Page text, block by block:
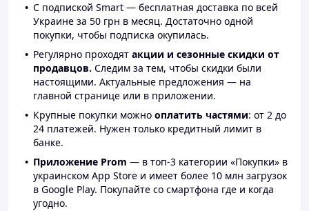
С подпиской Smart — бесплатная доставка по всей
Украине за 50 грн в месяц. Достаточно одной
покупки, чтобы подписка окупилась.
Регулярно проходят акции и сезонные скидки от
продавцов. Следим за тем, чтобы скидки были
настоящими. Актуальные предложения — на
главной странице или в приложении.
Крупные покупки можно оплатить частями: от 2 до
24 платежей. Нужен только кредитный лимит в
банке.
Приложение Prom — в топ-3 категории «Покупки» в
украинском App Store и имеет более 10 млн загрузок
в Google Play. Покупайте со смартфона где и когда
угодно.